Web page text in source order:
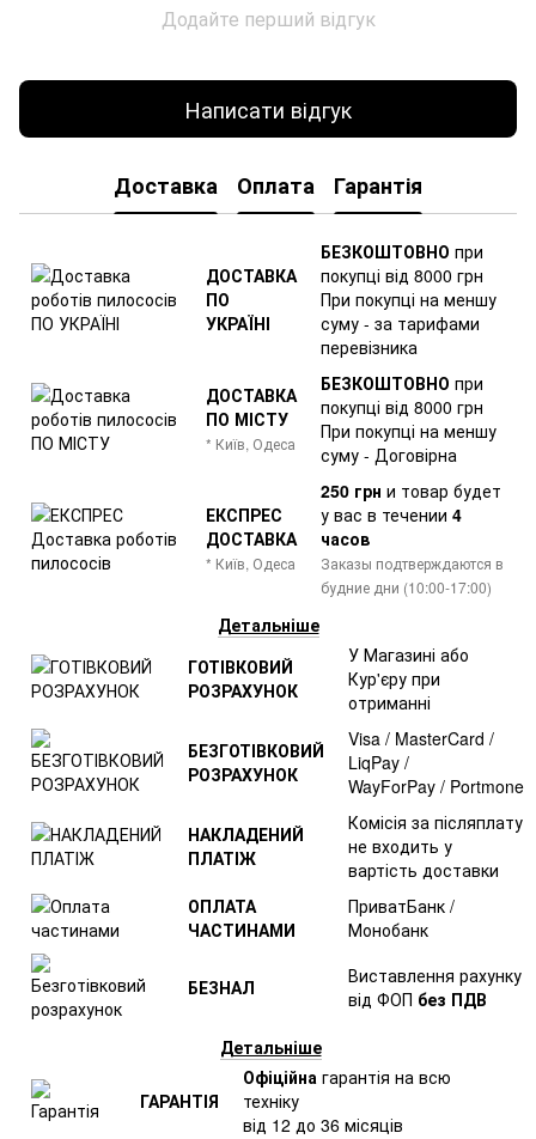
Додайте перший відгук
Написати відгук
Доставка Оплата Гарантія
ДОСТАВКА
ПО
УКРАЇНІ
БЕЗКОШТОВНО при
покупці від 8000 грн
При покупці на меншу
суму - за тарифами
перевізника
ДОСТАВКА
ПО МІСТУ
* Київ, Одеса
БЕЗКОШТОВНО при
покупці від 8000 грн
При покупці на меншу
суму - Договірна
ЕКСПРЕС
ДОСТАВКА
* Київ, Одеса
250 грн и товар будет
у вас в течении 4
часов
Заказы подтверждаются в
будние дни (10:00-17:00)
Детальніше
ГОТІВКОВИЙ
РОЗРАХУНОК
У Магазині або
Кур'єру при
отриманні
БЕЗГОТІВКОВИЙ
РОЗРАХУНОК
Visa / MasterCard /
LiqPay /
WayForPay / Portmone
НАКЛАДЕНИЙ
ПЛАТІЖ
Комісія за післяплату
не входить у
вартість доставки
ОПЛАТА
ЧАСТИНАМИ
ПриватБанк /
Монобанк
БЕЗНАЛ
Виставлення рахунку
від ФОП без ПДВ
Детальніше
ГАРАНТІЯ
Офіційна гарантія на всю
техніку
від 12 до 36 місяців